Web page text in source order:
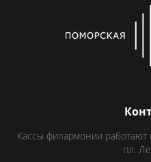
Кассы филармонии работают
пл.